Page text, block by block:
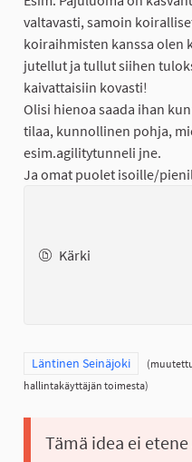
valtavasti, samoin
koiraihmisten kanssa
jutellut ja tullut siihen
kaivattaisiin kovasti!
Olisi hienoa saada ihan
tilaa, kunnollinen pohja,
esim.agilitytunneli jne.
Ja omat puolet isoille/
Kärki
Rajaa tulokset teeman
Läntinen Seinäjoki
hallintakäyttäjän toimesta)
Tämä idea ei